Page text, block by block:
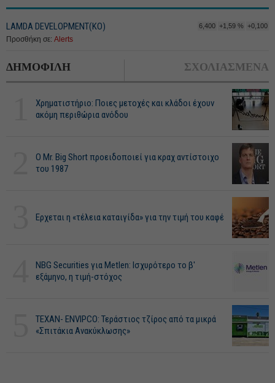
LAMDA DEVELOPMENT(ΚΟ) 6,400 +1,59 % +0,100
Προσθήκη σε: Alerts
ΔΗΜΟΦΙΛΗ ΣΧΟΛΙΑΣΜΕΝΑ
Χρηματιστήριο: Ποιες μετοχές και κλάδοι έχουν
ακόμη περιθώρια ανόδου
O Mr. Big Short προειδοποιεί για κραχ αντίστοιχο
του 1987
Ερχεται η «τέλεια καταιγίδα» για την τιμή του καφέ
NBG Securities για Metlen: Ισχυρότερο το β'
εξάμηνο, η τιμή-στόχος
ΤΕΧΑΝ- ENVIPCO: Τεράστιος τζίρος από τα μικρά
«Σπιτάκια Ανακύκλωσης»